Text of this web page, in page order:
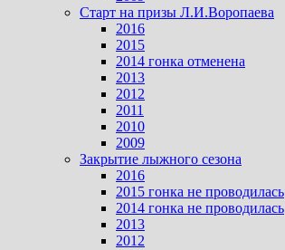
Старт на призы Л.И.Воропаева
2016
2015
2014 гонка отменена
2013
2012
2011
2010
2009
Закрытие лыжного сезона
2016
2015 гонка не проводилась
2014 гонка не проводилась
2013
2012